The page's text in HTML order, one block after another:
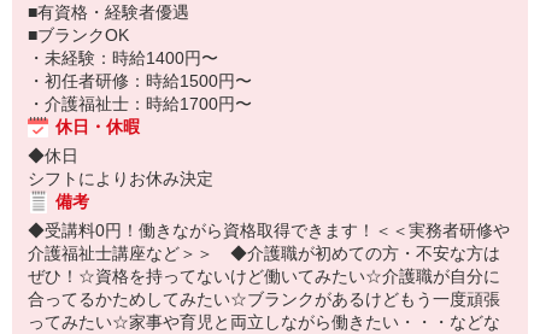
■有資格・経験者優遇
■ブランクOK
・未経験：時給1400円〜
・初任者研修：時給1500円〜
・介護福祉士：時給1700円〜
休日・休暇
◆休日
シフトによりお休み決定
備考
◆受講料0円！働きながら資格取得できます！＜＜実務者研修や
介護福祉士講座など＞＞ ◆介護職が初めての方・不安な方は
ぜひ！☆資格を持ってないけど働いてみたい☆介護職が自分に
合ってるかためしてみたい☆ブランクがあるけどもう一度頑張
ってみたい☆家事や育児と両立しながら働きたい・・・などな